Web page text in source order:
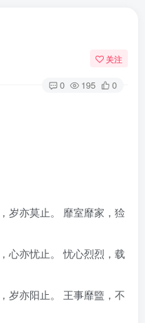
关注
0 195 0
岁亦莫止。 靡室靡家，猃
心亦忧止。 忧心烈烈，载
岁亦阳止。 王事靡盬，不